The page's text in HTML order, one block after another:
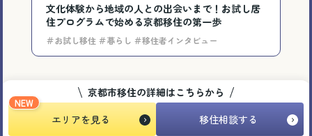
京都市移住の詳細はこちらから
NEW
エリアを見る 移住相談する
文化体験から地域の人との出会いまで！お試し居
住プログラムで始める京都移住の第一歩
＃お試し移住 ＃暮らし ＃移住者インタビュー